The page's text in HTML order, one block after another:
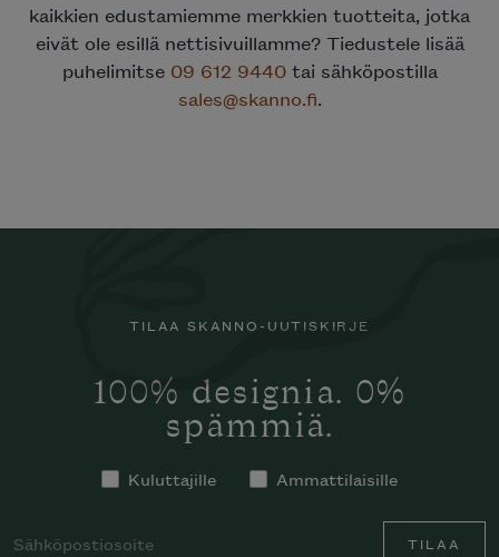
kaikkien edustamiemme merkkien tuotteita, jotka
eivät ole esillä nettisivuillamme? Tiedustele lisää
puhelimitse 09 612 9440tai sähköpostilla
sales@skanno.fi.
TILAA SKANNO-UUTISKIRJE
100% designia. 0%
spämmiä.
Kuluttajille Ammattilaisille
TILAA